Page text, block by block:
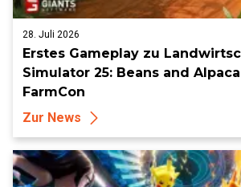
28. Juli 2026
Erstes Gameplay zu
Simulator 25: Beans and
FarmCon
Zur News